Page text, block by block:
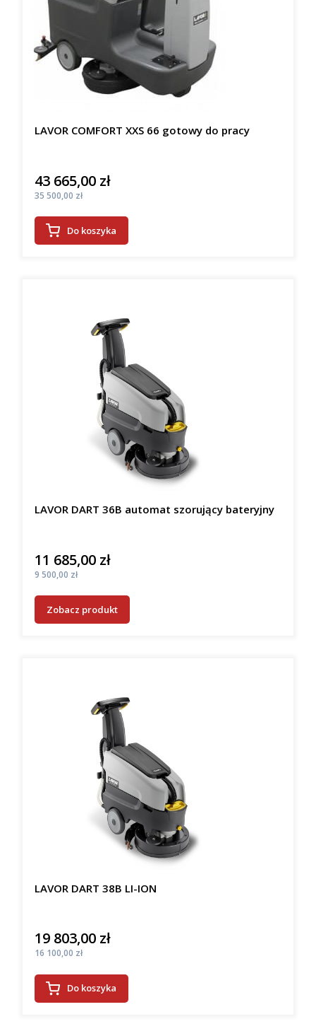
LAVOR COMFORT XXS 66 gotowy do pracy
Cena
43 665,00 zł
Cena
35 500,00 zł
Do koszyka
LAVOR DART 36B automat szorujący bateryjny
Cena
11 685,00 zł
Cena
9 500,00 zł
Zobacz produkt
LAVOR DART 38B LI-ION
Cena
19 803,00 zł
Cena
16 100,00 zł
Do koszyka